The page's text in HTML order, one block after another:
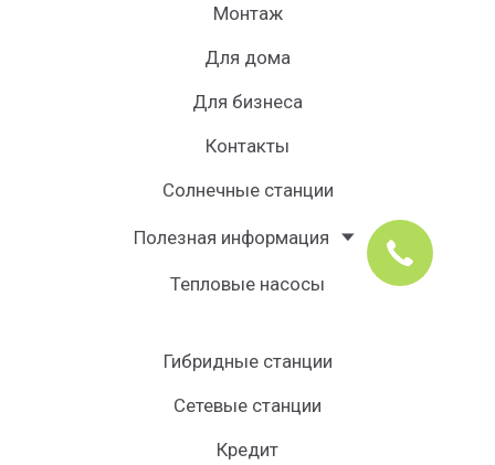
Монтаж
Для дома
Для бизнеса
Контакты
Солнечные станции
Полезная информация
Тепловые насосы
Гибридные станции
Сетевые станции
Кредит